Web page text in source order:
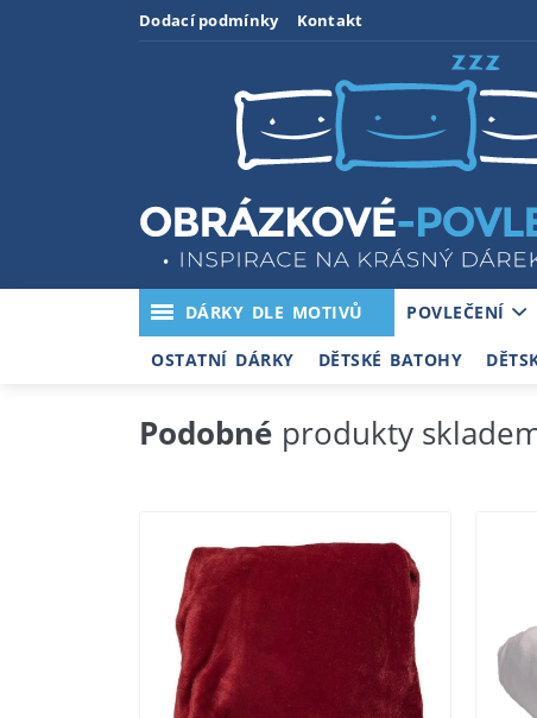
Dodací podmínky Kontakt
DÁRKY DLE MOTIVŮ POVLEČENÍ
OSTATNÍ DÁRKY DĚTSKÉ BATOHY
Podobné produkty